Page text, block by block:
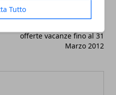
Tutto
offerte vacanze fino al 31
Marzo 2012